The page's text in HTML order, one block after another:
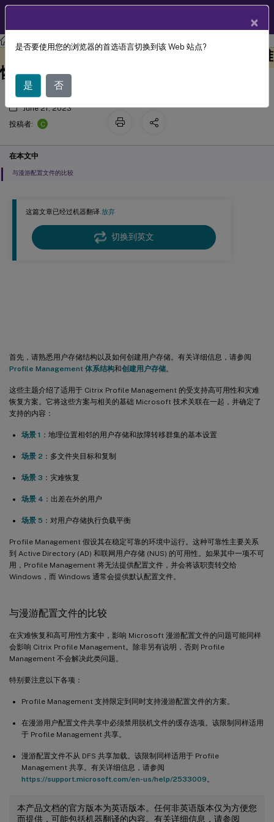
Profile Management Profile Management 2303
这篇文章已经过机器翻译.放弃
切换到英文
首先，请熟悉用户存储结构以及如何创建用户存储。有关详细信息，请参阅
Profile Management 体系结构和创建用户存储。
这些主题介绍了适用于 Citrix Profile Management 的受支持高可用性和灾难
恢复方案。它将这些方案与相关的基础 Microsoft 技术关联在一起，并确定了
支持的内容：
场景 1 ：地理位置相邻的用户存储和故障转移群集的基本设置
场景 2 ：多文件夹目标和复制
场景 3 ：灾难恢复
场景 4 ：出差在外的用户
场景 5 ：对用户存储执行负载平衡
Profile Management 假设其在稳定可靠的环境中运行。这种可靠性主要关系
到 Active Directory (AD) 和联网用户存储 (NUS) 的可用性。如果其中一项不可
用，Profile Management 将无法提供配置文件，并会将该职责转交给
Windows，而 Windows 通常会提供默认配置文件。
与漫游配置文件的比较
在灾难恢复和高可用性方案中，影响 Microsoft 漫游配置文件的问题可能同样
会影响 Citrix Profile Management。除非另有说明，否则 Profile
Management 不会解决此类问题。
特别要注意以下各项：
Profile Management 支持限定到同时支持漫游配置文件的方案。
在漫游用户配置文件共享中必须禁用脱机文件的缓存选项。该限制同样适用
于 Profile Management 共享。
漫游配置文件不从 DFS 共享加载。该限制同样适用于 Profile
Management 共享。有关详细信息，请参阅
https://support.microsoft.com/en-us/help/2533009 。
本产品文档的官方版本为英语版本。任何非英语版本仅为方便您
而提供，可能包括机器翻译的内容。有关详细信息，请参阅
Profile Management 的高可用性和灾难
恢复
June 21, 2023
投稿者:
C
在本文中
与漫游配置文件的比较
×
是否要使用您的浏览器的首选语言切换到该 Web 站点?
是 否